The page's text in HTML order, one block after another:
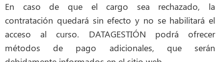
En caso de que el cargo sea rechazado, la
contratación quedará sin efecto y no se habilitará el
acceso al curso. DATAGESTIÓN podrá ofrecer
métodos de pago adicionales, que serán